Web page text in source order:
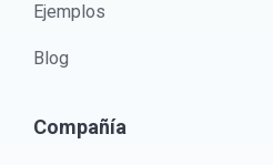
Ejemplos
Blog
Compañía